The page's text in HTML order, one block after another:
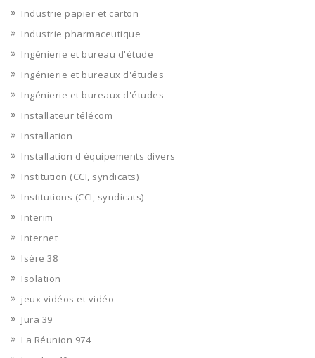
Industrie papier et carton
Industrie pharmaceutique
Ingénierie et bureau d'étude
Ingénierie et bureaux d'études
Ingénierie et bureaux d'études
Installateur télécom
Installation
Installation d'équipements divers
Institution (CCI, syndicats)
Institutions (CCI, syndicats)
Interim
Internet
Isère 38
Isolation
jeux vidéos et vidéo
Jura 39
La Réunion 974